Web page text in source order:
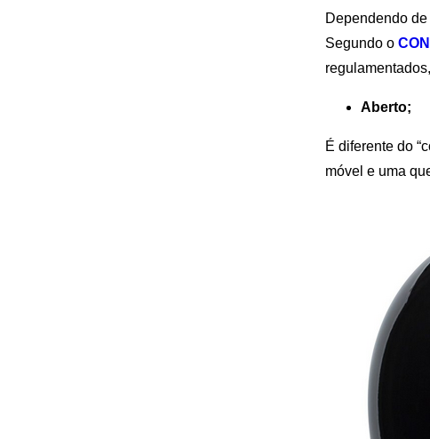
Dependendo
Segundo o
Aberto;
É diferente do
móvel e uma